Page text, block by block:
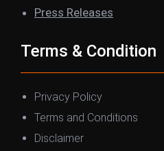
Press Releases
Terms & Condition
Privacy Policy
Terms and Conditions
Disclaimer